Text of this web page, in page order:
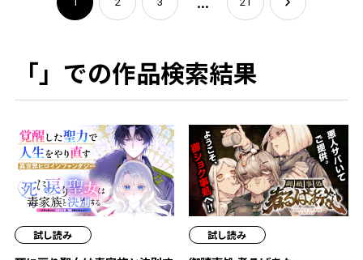
「」での作品検索結果
試し読み 試し読み